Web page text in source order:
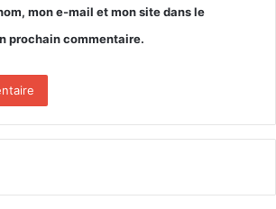
mon e-mail et mon site dans le
prochain commentaire.